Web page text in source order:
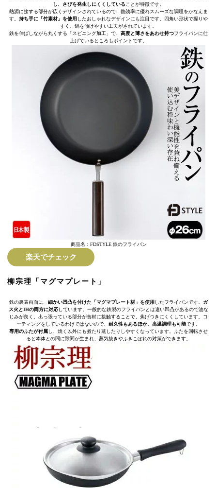
し、さびを発生しにくくしている ことが特徴です。
熱源に接する部分が広くデザインされているので、熱効率に優れスムーズな調理をかなえま
す。 持ち手に「竹素材」を使用 したおしゃれなデザインにも注目です。四角い形状で握りや
すく、鍋を傾けやすい工夫がされています。
鉄を伸ばしながら丸くする「スピニング加工」で、 高度と薄さをあわせ持つフライパンに仕
上げているところもポイントです。
商品名：FDSTYLE 鉄のフライパン
楽天でチェック
柳宗理「マグマプレート」
鉄の裏表両面に、 細かい凹凸を付けた「マグマプレート材」を使用 したフライパンです。 ガ
ス火とIHの両方に対応しています。一般的な鉄製のフライパンとは違い凹凸があるので油な
じみが良く、出っ張っている部分が食材に接触することで、焦げつきにくくしています。コ
ーティングをしているわけではないので、 耐久性もあるほか、高温調理も可能です。
専用のふたが付属し、焼く以外にも煮たり蒸したりしやすくなっています。ふたを回転させ
ると本体との間に隙間が生まれ、蒸気抜きやふきこぼれの対策ができます。